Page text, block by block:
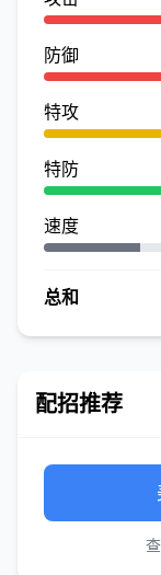
防御
特攻
特防
速度
总和
配招推荐